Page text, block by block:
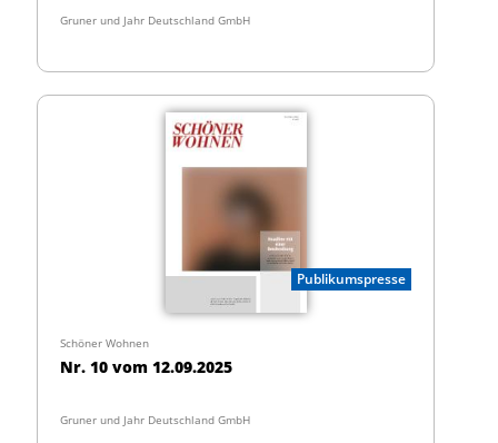
Gruner und Jahr Deutschland GmbH
Publikumspresse
Schöner Wohnen
Nr. 10 vom 12.09.2025
Gruner und Jahr Deutschland GmbH